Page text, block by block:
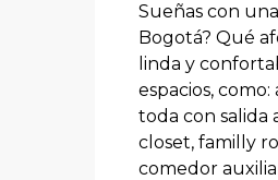
Sueñas con
Bogotá? Qué
linda y
espacios,
toda con salida
closet, familly
comedor